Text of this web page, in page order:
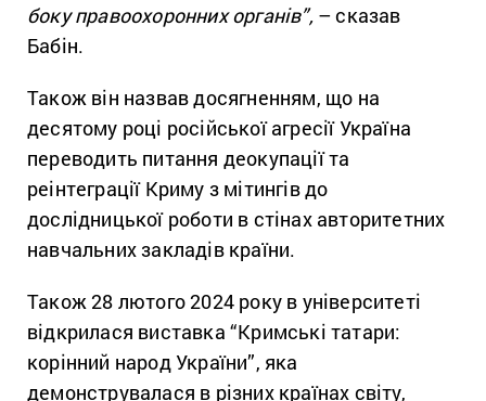
боку правоохоронних органів”,– сказав
Бабін.
Також він назвав досягненням, що на
десятому році російської агресії Україна
переводить питання деокупації та
реінтеграції Криму з мітингів до
дослідницької роботи в стінах авторитетних
навчальних закладів країни.
Також 28 лютого 2024 року в університеті
відкрилася виставка “Кримські татари:
корінний народ України”, яка
демонструвалася в різних країнах світу,